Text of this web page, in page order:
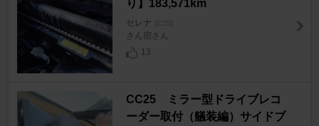
り】183,571km
セレナ [C25]
さん宿さん
13
CC25 ミラー型ドライブレコ
ーダー取付（艤装編）サイドブ